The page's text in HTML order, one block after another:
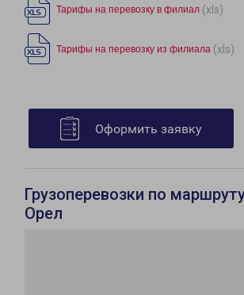
Тарифы на перевозку в филиал (xls)
Тарифы на перевозку из филиала (xls)
Оформить заявку
Грузоперевозки по
Орел